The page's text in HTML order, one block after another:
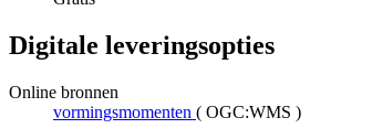
Digitale leveringsopties
Online bronnen
vormingsmomenten ( OGC:WMS )